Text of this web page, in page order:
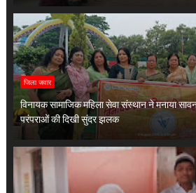
जिला जवार
विनायक सामाजिक महिला सेवा संस्थान ने मनाया
परंपराओं की दिखी सुंदर झलक